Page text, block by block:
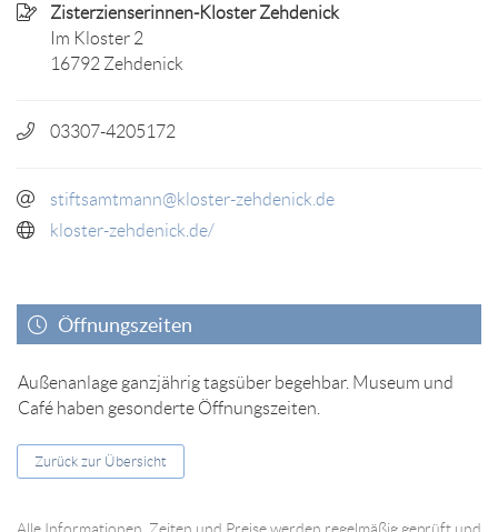
Zisterzienserinnen-Kloster Zehdenick
Im Kloster 2
16792 Zehdenick
03307-4205172
stiftsamtmann@kloster-zehdenick.de
kloster-zehdenick.de/
Öffnungszeiten
Außenanlage ganzjährig tagsüber begehbar. Museum und
Café haben gesonderte Öffnungszeiten.
Zurück zur Übersicht